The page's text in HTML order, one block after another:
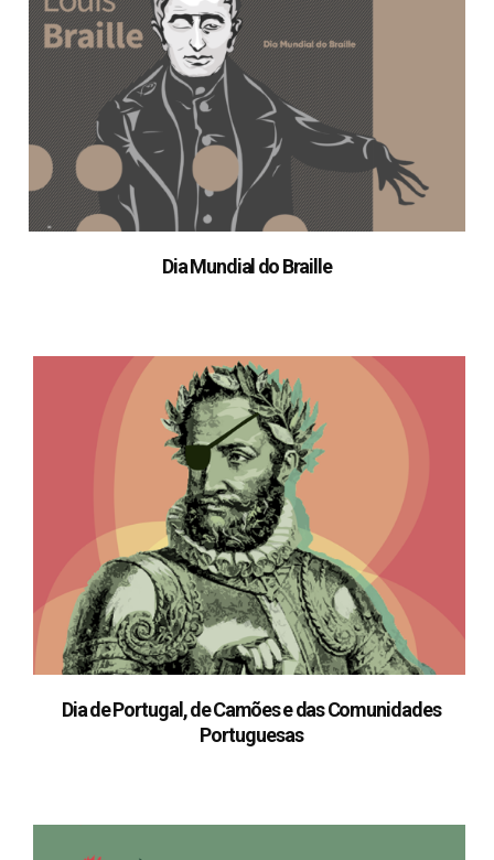
Dia Mundial do Braille
Dia de Portugal, de Camões e das Comunidades
Portuguesas